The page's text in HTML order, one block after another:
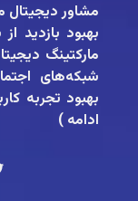
مشاور دیجیتال
بهبود بازدید
مارکتینگ
شبکه‌های
بهبود تجربه
ادامه )